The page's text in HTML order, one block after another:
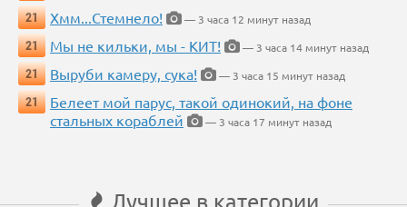
21
Хмм...Стемнело!
— 3 часа 12 минут назад
21
Мы не кильки, мы - КИТ!
— 3 часа 14 минут назад
21
Выруби камеру, сука!
— 3 часа 15 минут назад
21
Белеет мой парус, такой одинокий, на фоне
стальных кораблей
— 3 часа 17 минут назад
Лучшее в категории